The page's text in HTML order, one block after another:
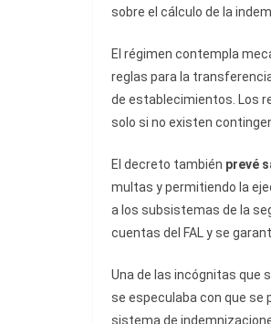
sobre el cálculo de la
El régimen contempla
reglas para la
de establecimientos. Los
solo si no existen
El decreto también prevé
multas y permitiendo la
a los subsistemas de la
cuentas del FAL y se
Una de las incógnitas que
se especulaba con que se
sistema de